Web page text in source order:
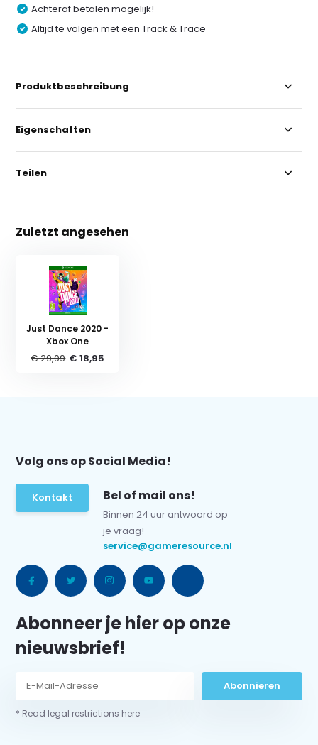
Achteraf betalen mogelijk!
Altijd te volgen met een Track & Trace
Produktbeschreibung
Eigenschaften
Teilen
Zuletzt angesehen
Just Dance 2020 -
Xbox One
€ 29,99 € 18,95
Volg ons op Social Media!
Kontakt Bel of mail ons!
Binnen 24 uur antwoord op
je vraag!
service@gameresource.nl
Abonneer je hier op onze
nieuwsbrief!
Abonnieren
* Read legal restrictions here